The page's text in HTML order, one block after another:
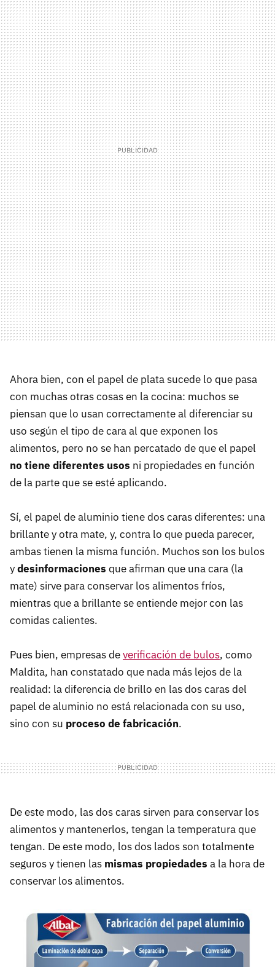
Ahora bien, con el papel de plata sucede lo que pasa
con muchas otras cosas en la cocina: muchos se
piensan que lo usan correctamente al diferenciar su
uso según el tipo de cara al que exponen los
alimentos, pero no se han percatado de que el papel
no tiene diferentes usos ni propiedades en función
de la parte que se esté aplicando.
Sí, el papel de aluminio tiene dos caras diferentes: una
brillante y otra mate, y, contra lo que pueda parecer,
ambas tienen la misma función. Muchos son los bulos
ydesinformaciones que afirman que una cara (la
mate) sirve para conservar los alimentos fríos,
mientras que a brillante se entiende mejor con las
comidas calientes.
Pues bien, empresas deverificación de bulos, como
Maldita, han constatado que nada más lejos de la
realidad: la diferencia de brillo en las dos caras del
papel de aluminio no está relacionada con su uso,
sino con su proceso de fabricación.
De este modo, las dos caras sirven para conservar los
alimentos y mantenerlos, tengan la temperatura que
tengan. De este modo, los dos lados son totalmente
seguros y tienen las mismas propiedades a la hora de
conservar los alimentos.